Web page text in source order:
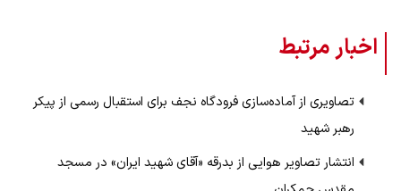
اخبار مرتبط
تصاویری از آماده‌سازی فرودگاه نجف برای استقبال رسمی از پیکر
رهبر شهید
انتشار تصاویر هوایی از بدرقه «آقای شهید ایران» در مسجد